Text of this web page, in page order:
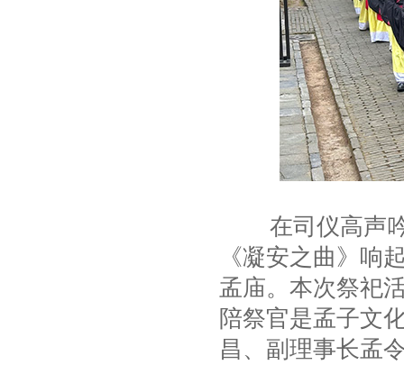
在司仪高声吟
《凝安之曲》响
孟庙。本次祭祀
陪祭官是孟子文
昌、副理事长孟